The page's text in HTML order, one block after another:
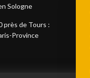
Sologne
près de Tours :
Province